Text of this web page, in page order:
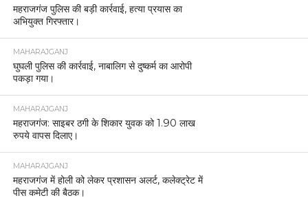
महराजगंज पुलिस की बड़ी कार्रवाई, हत्या प्रयास का
अभियुक्त गिरफ्तार।
MAHARAJGANJ
घुघली पुलिस की कार्रवाई, नाबालिग से दुष्कर्म का आरोपी
पकड़ा गया।
MAHARAJGANJ
महराजगंज: साइबर ठगी के शिकार युवक को 1.90 लाख
रुपये वापस दिलाए।
MAHARAJGANJ
महराजगंज में होली को लेकर प्रशासन अलर्ट, कलेक्ट्रेट में
पीस कमेटी की बैठक।